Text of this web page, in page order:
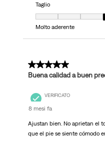
Taglio
Molto aderente
5 su 5 stelle.
Buena calidad a buen
VERIFICATO
8 mesi fa
Ajustan bien. No aprietan el
que el pie se siente cómodo